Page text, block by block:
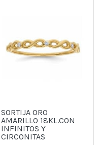
SORTIJA ORO
AMARILLO 18KL.CON
INFINITOS Y
CIRCONITAS